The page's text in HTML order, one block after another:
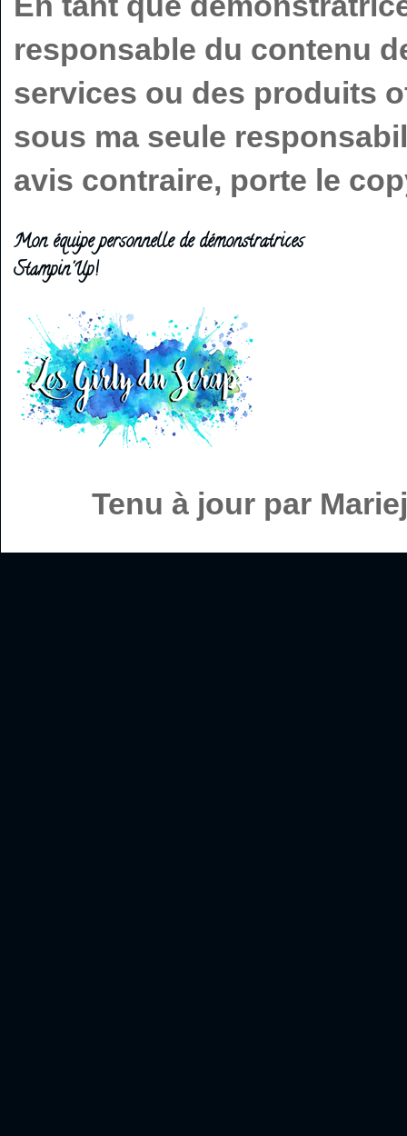
responsable du contenu
services ou des produits
sous ma seule
avis contraire, porte le
Mon équipe personnelle de démonstratrices
Stampin'Up!
Tenu à jour par